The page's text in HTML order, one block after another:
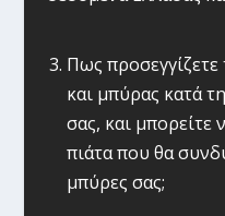
Πως
και μπύρας κατά
σας, και μπορείτε
πιάτα που θα
μπύρες σας;